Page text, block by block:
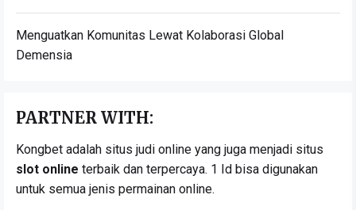
Menguatkan Komunitas Lewat Kolaborasi Global
Demensia
PARTNER WITH:
Kongbet adalah situs judi online yang juga menjadi situs
slot online terbaik dan terpercaya. 1 Id bisa digunakan
untuk semua jenis permainan online.